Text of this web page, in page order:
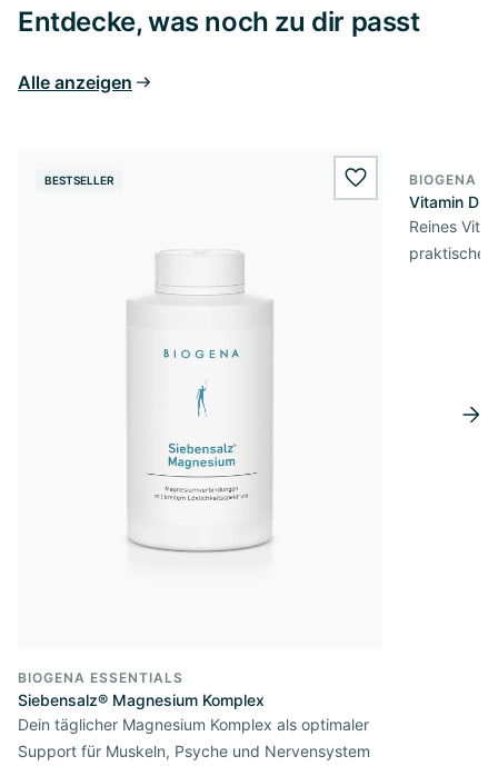
Entdecke, was noch zu dir passt
Alle anzeigen
BESTSELLER wishlist.add
BIOGENA ESSENTIALS
Siebensalz® Magnesium Komplex
Dein täglicher Magnesium Komplex als optimaler
Support für Muskeln, Psyche und Nervensystem
BIOGENA
Vitamin D3
Reines
praktischer